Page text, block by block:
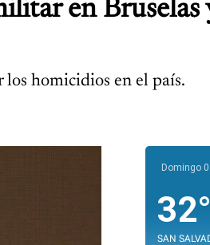
en Bruselas
homicidios en el país.
Domingo
32°
SAN